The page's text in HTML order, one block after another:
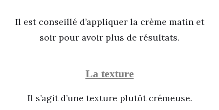
Il est conseillé d’appliquer la crème matin et
soir pour avoir plus de résultats.
La texture
Il s’agit d’une texture plutôt crémeuse.